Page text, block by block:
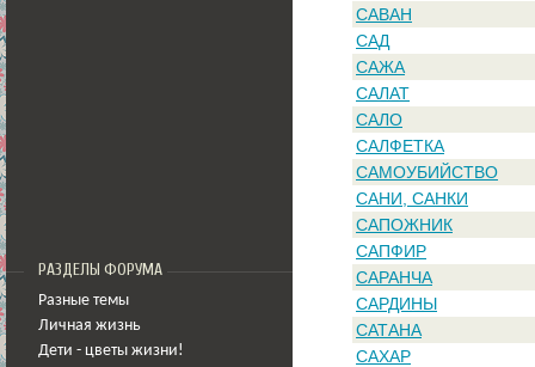
РАЗДЕЛЫ ФОРУМА
Разные темы
Личная жизнь
Дети - цветы жизни!
САВАН
САД
САЖА
САЛАТ
САЛО
САЛФЕТКА
САМОУБИЙСТВО
САНИ, САНКИ
САПОЖНИК
САПФИР
САРАНЧА
САРДИНЫ
САТАНА
САХАР